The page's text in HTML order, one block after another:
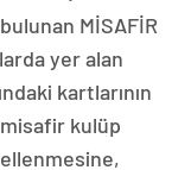
MİSAFİR
yer alan
kartlarının
kulüp